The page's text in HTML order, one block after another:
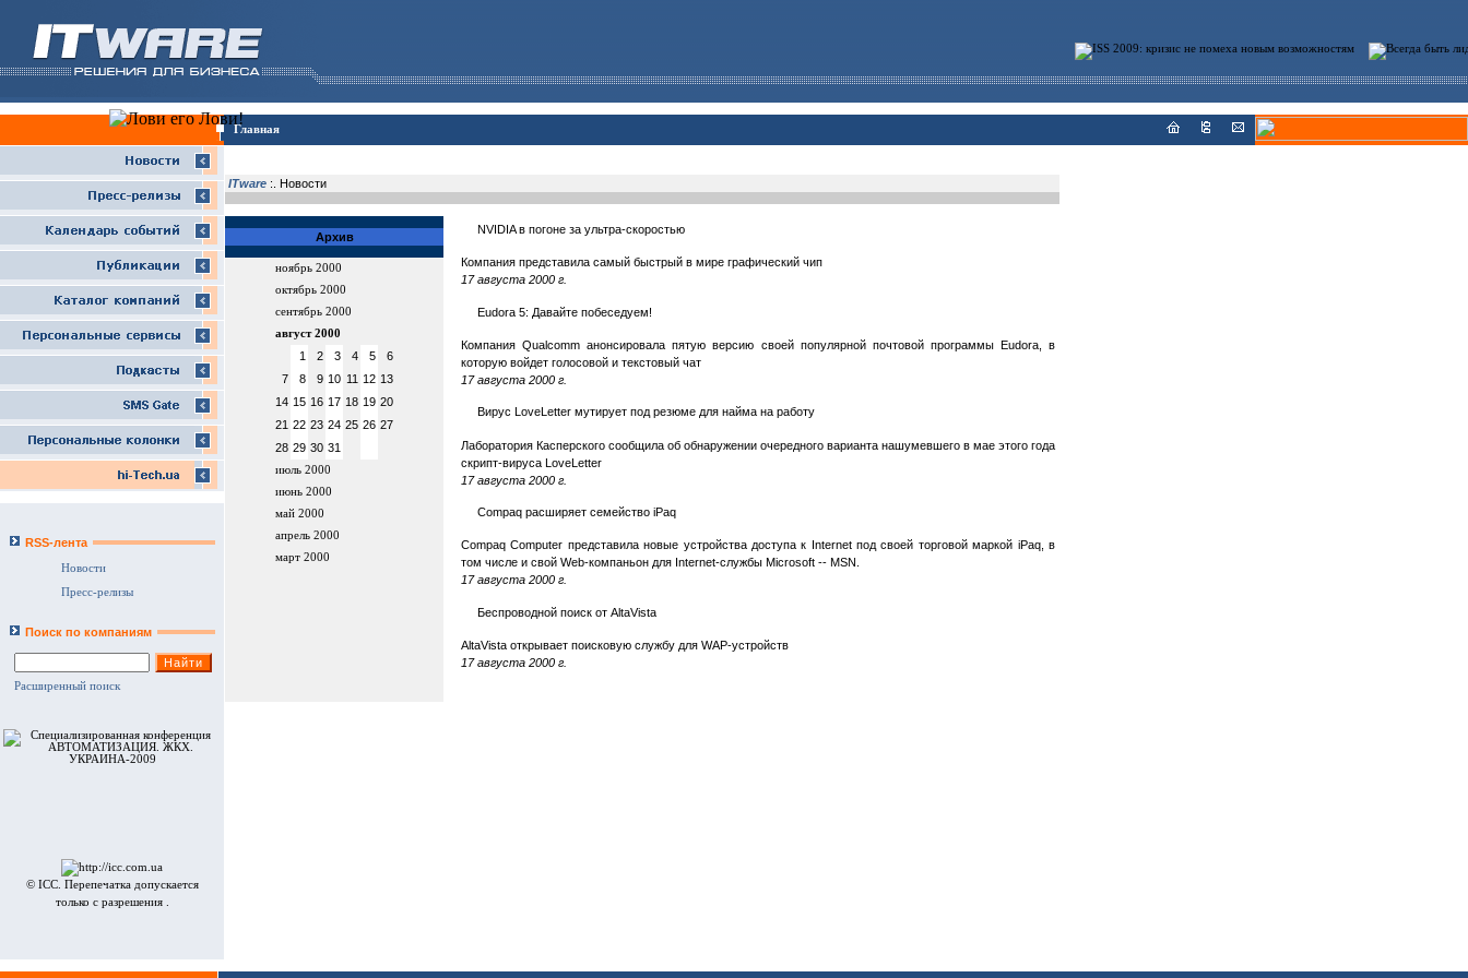
Главная
RSS-лента
Новости
Пресс-релизы
Поиск по компаниям
Расширенный поиск
© ICC. Перепечатка допускается
только с разрешения .
ITware :. Новости
Архив
ноябрь 2000
октябрь 2000
сентябрь 2000
август 2000
1 2 3 4 5
6
7
8 9 10 11 12 13
14 15 16 17 18 19 20
21 22 23 24 25 26 27
28 29 30 31
июль 2000
июнь 2000
май 2000
апрель 2000
март 2000
NVIDIA в погоне за ультра-скоростью
Компания представила самый быстрый в мире графический чип
17 августа 2000 г.
Eudora 5: Давайте побеседуем!
Компания Qualcomm анонсировала пятую версию своей популярной почтовой программы Eudora, в
которую войдет голосовой и текстовый чат
17 августа 2000 г.
Вирус LoveLetter мутирует под резюме для найма на работу
Лаборатория Касперского сообщила об обнаружении очередного варианта нашумевшего в мае этого года
скрипт-вируса LoveLetter
17 августа 2000 г.
Compaq расширяет семейство iPaq
Compaq Computer представила новые устройства доступа к Internet под своей торговой маркой iPaq, в
том числе и свой Web-компаньон для Internet-службы Microsoft -- MSN.
17 августа 2000 г.
Беспроводной поиск от AltaVista
AltaVista открывает поисковую службу для WAP-устройств
17 августа 2000 г.